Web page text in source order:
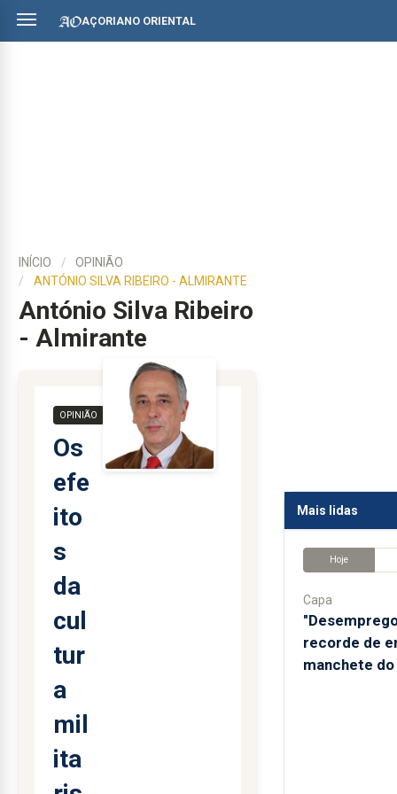
AÇORIANO ORIENTAL
INÍCIO
OPINIÃO
ANTÓNIO SILVA RIBEIRO - ALMIRANTE
António Silva Ribeiro
- Almirante
OPINIÃO
Os
efe
ito
s
da
cul
tur
a
mil
ita
Mais lidas
Hoje
Capa
recorde de
manchete